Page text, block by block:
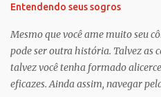
Entendendo seus sogros
Mesmo que você ame muito seu
pode ser outra história. Talvez as
talvez você tenha formado
eficazes. Ainda assim, navegar